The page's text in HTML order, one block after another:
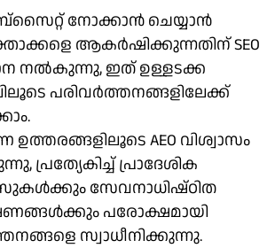
നോക്കാൻ ചെയ്യാൻ
ആകർഷിക്കുന്നതിന് SEO
നൽകുന്നു, ഇത് ഉള്ളടക്ക
പരിവർത്തനങ്ങളിലേക്ക്
AEO വിശ്വാസം
പ്രത്യേകിച്ച് പ്രാദേശിക
സേവനാധിഷ്ഠിത
പരോക്ഷമായി
സ്വാധീനിക്കുന്നു.